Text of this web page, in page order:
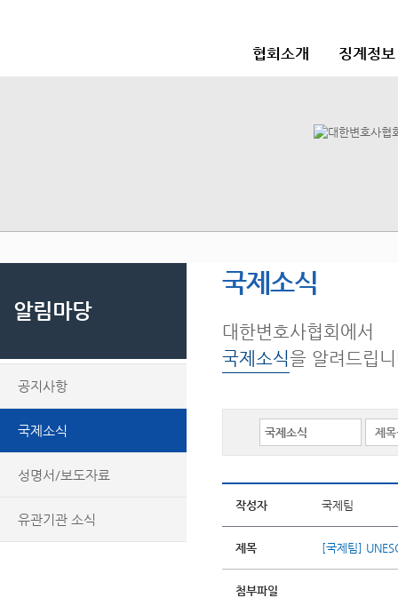
협회소개 징계정
알림마당
공지사항
국제소식
성명서/보도자료
유관기관 소식
국제소식
대한변호사협회에서
국제소식을 알려드립
작성자 국제팀
제목 [국제팀]
첨부파일